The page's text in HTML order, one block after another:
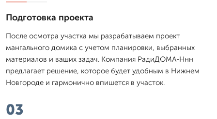
Подготовка проекта
После осмотра участка мы разрабатываем проект
мангального домика с учетом планировки, выбранных
материалов и ваших задач. Компания РадиДОМА-Ннн
предлагает решение, которое будет удобным в Нижнем
Новгороде и гармонично впишется в участок.
03